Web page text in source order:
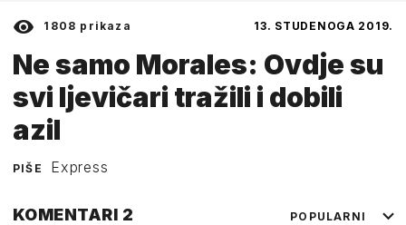
1808 prikaza 13. STUDENOGA 2019.
Ne samo Morales: Ovdje su
svi ljevičari tražili i dobili
azil
PIŠE Express
KOMENTARI 2 POPULARNI